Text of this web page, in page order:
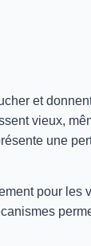
et
vieux,
une
pour les